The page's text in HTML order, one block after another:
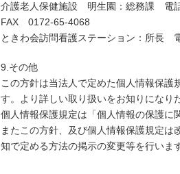
介護老人保健施設 明生園：総務課 電
FAX 0172-65-4068
ときわ会訪問看護ステーション：所長
9.その他
この方針は当法人で定めた個人情報保
す。より詳しい取り扱いをお知りになり
個人情報保護規定は「個人情報の保護に
またこの方針、及び個人情報保護規定
知で定める方法の掲示の変更等を行います